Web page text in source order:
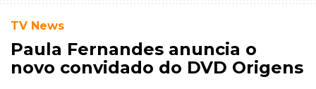
TV News
Paula Fernandes anuncia o
novo convidado do DVD Origens